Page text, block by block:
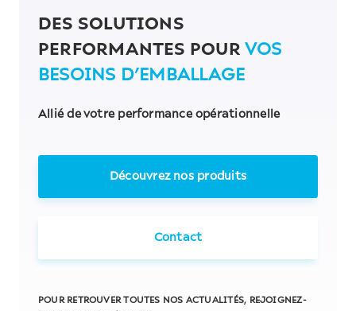
DES SOLUTIONS
PERFORMANTES POUR VOS
BESOINS D’EMBALLAGE
Allié de votre performance opérationnelle
Découvrez nos produits
Contact
POUR RETROUVER TOUTES NOS ACTUALITÉS, REJOIGNEZ-